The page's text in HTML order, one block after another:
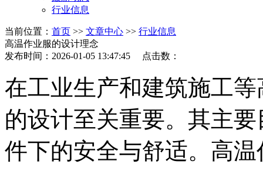
行业信息
当前位置： 首页 >> 文章中心 >> 行业信息
高温作业服的设计理念
发布时间：2026-01-05 13:47:45 点击数：
在工业生产和建筑施工
的设计至关重要。其主
件下的安全与舒适。高